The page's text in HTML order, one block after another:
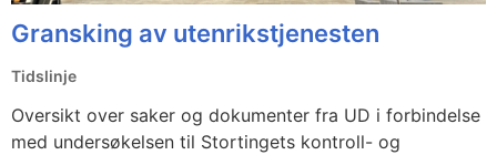
Gransking av utenrikstjenesten
Tidslinje
Oversikt over saker og dokumenter fra UD i forbindelse
med undersøkelsen til Stortingets kontroll- og